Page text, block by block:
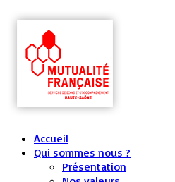
Accueil
Qui sommes nous ?
Présentation